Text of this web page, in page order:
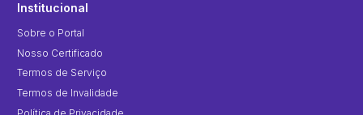
Institucional
Sobre o Portal
Nosso Certificado
Termos de Serviço
Termos de Invalidade